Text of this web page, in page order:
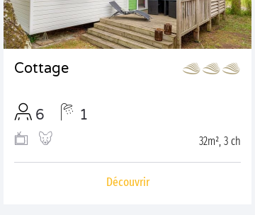
Cottage
6 1
32m², 3 ch
Découvrir